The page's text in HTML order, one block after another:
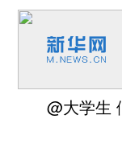
@大学生